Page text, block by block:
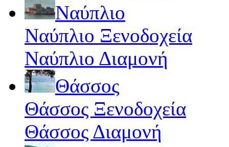
Ναύπλιο
Ναύπλιο Ξενοδοχεία
Ναύπλιο Διαμονή
Θάσσος
Θάσσος Ξενοδοχεία
Θάσσος Διαμονή